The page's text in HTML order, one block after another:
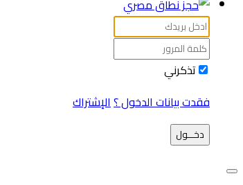
تذكرني
فقدت بيانات الدخول ؟الإشتراك
دخـــول